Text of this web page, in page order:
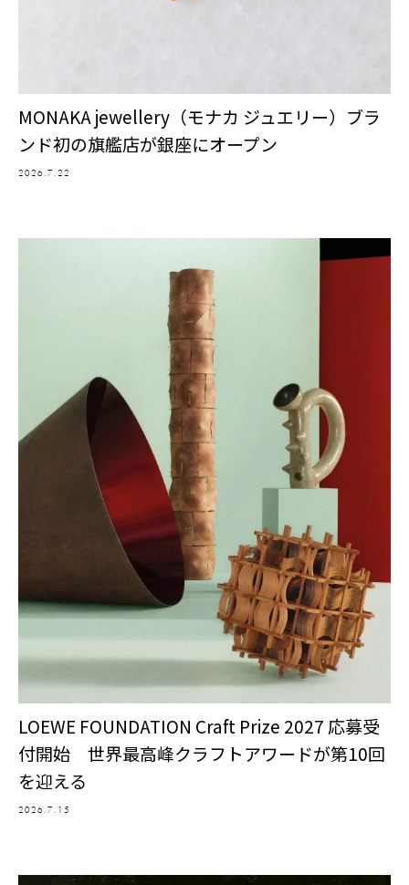
MONAKA jewellery（モナカ ジュエリー）ブラ
ンド初の旗艦店が銀座にオープン
2026.7.22
LOEWE FOUNDATION Craft Prize 2027 応募受
付開始 世界最高峰クラフトアワードが第10回
を迎える
2026.7.15